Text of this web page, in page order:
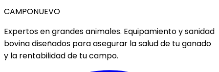
CAMPONUEVO
Expertos en grandes animales. Equipamiento y sanidad
bovina diseñados para asegurar la salud de tu ganado
y la rentabilidad de tu campo.